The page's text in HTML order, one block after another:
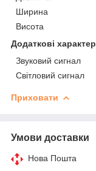
Ширина
Висота
Додаткові
Звуковий сигнал
Світловий сигнал
Приховати
Умови доставки
Нова Пошта